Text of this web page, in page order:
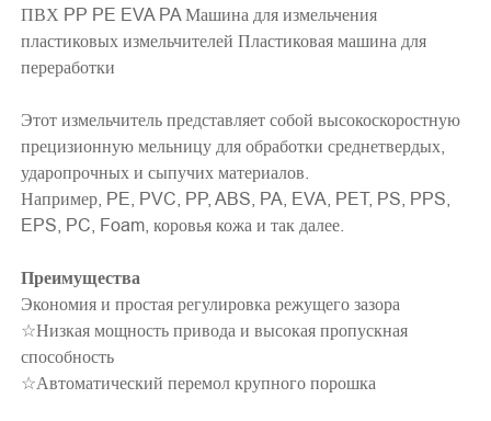
ПВХ PP PE EVA PA Машина для измельчения
пластиковых измельчителей Пластиковая машина для
переработки
Этот измельчитель представляет собой высокоскоростную
прецизионную мельницу для обработки среднетвердых,
ударопрочных и сыпучих материалов.
Например, PE, PVC, PP, ABS, PA, EVA, PET, PS, PPS,
EPS, PC, Foam, коровья кожа и так далее.
Преимущества
Экономия и простая регулировка режущего зазора
☆Низкая мощность привода и высокая пропускная
способность
☆Автоматический перемол крупного порошка